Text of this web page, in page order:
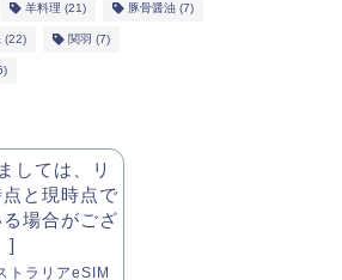
羊料理 (21) 豚骨醤油(7)
(22) 関羽 (7)
トラリアeSIM